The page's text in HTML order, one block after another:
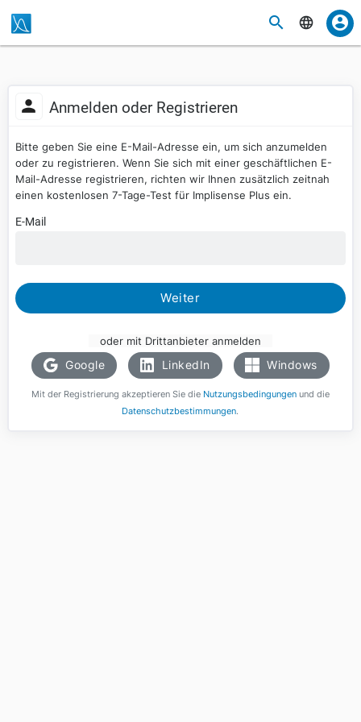
Anmelden oder Registrieren
Bitte geben Sie eine E-Mail-Adresse ein, um sich anzumelden
oder zu registrieren. Wenn Sie sich mit einer geschäftlichen E-
Mail-Adresse registrieren, richten wir Ihnen zusätzlich zeitnah
einen kostenlosen 7-Tage-Test für Implisense Plus ein.
E-Mail
Weiter
oder mit Drittanbieter anmelden
Google LinkedIn Windows
Mit der Registrierung akzeptieren Sie die Nutzungsbedingungenund die
Datenschutzbestimmungen.